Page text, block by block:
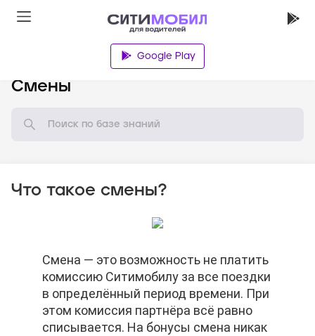
Google Play
Смены
Что такое смены?
Смена — это возможность не платить
комиссию Ситимобилу за все поездки
в определённый период времени. При
этом комиссия партнёра всё равно
списывается. На бонусы смена никак
Смена — это возможность не платить
комиссию Ситимобилу за все поездки
в определённый период времени. При
этом комиссия партнёра всё равно
списывается. На бонусы смена никак
Смена — это возможность не платить
комиссию Ситимобилу за все поездки
в определённый период времени. При
этом комиссия партнёра всё равно
списывается. На бонусы смена никак